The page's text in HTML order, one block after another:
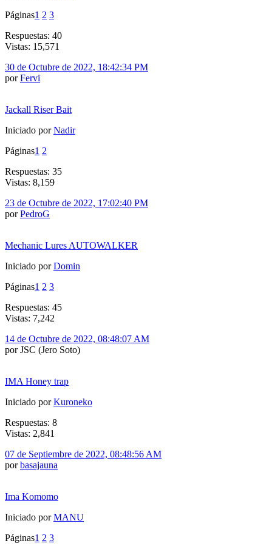
Páginas1 2 3
Respuestas: 40
Vistas: 15,571
30 de Octubre de 2022, 18:42:34 PM
porFervi
Jackall Riser Bait
Iniciado porNadir
Páginas1 2
Respuestas: 35
Vistas: 8,159
23 de Octubre de 2022, 17:02:40 PM
porPedroG
Mechanic Lures AUTOWALKER
Iniciado porDomin
Páginas1 2 3
Respuestas: 45
Vistas: 7,242
14 de Octubre de 2022, 08:48:07 AM
por JSC (Jero Soto)
IMA Honey trap
Iniciado porKuroneko
Respuestas: 8
Vistas: 2,841
07 de Septiembre de 2022, 08:48:56 AM
porbasajauna
Ima Komomo
Iniciado porMANU
Páginas1 2 3